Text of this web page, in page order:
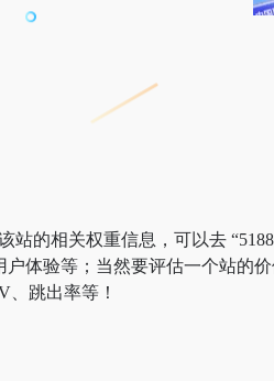
站的相关权重信息，可以去
体验等；当然要评估一个站的
跳出率等！